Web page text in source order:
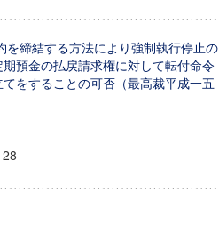
を締結する方法により強制執行停止の
預金の払戻請求権に対して転付命令
をすることの可否（最高裁平成一五